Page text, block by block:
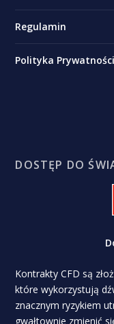
Regulamin
Polityka Prywatności
DOSTĘP DO
Kontrakty CFD są
które wykorzystują
znacznym ryzykiem
gwałtownie zmienić